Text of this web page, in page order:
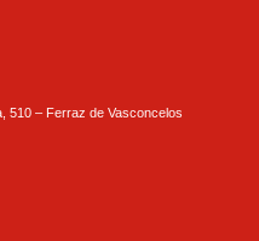
510 – Ferraz de Vasconcelos